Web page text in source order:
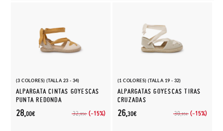
(3 COLORES) (TALLA 23 - 34)
ALPARGATA CINTAS GOYESCAS
PUNTA REDONDA
32,95€ (-15%)
28,00€
(1 COLORES) (TALLA 19 - 32)
ALPARGATAS GOYESCAS TIRAS
CRUZADAS
30,95€ (-15%)
26,30€